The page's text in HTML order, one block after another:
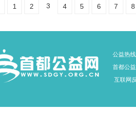
1 2 3 4 5 6 7 8
公益热
首都公
互联网